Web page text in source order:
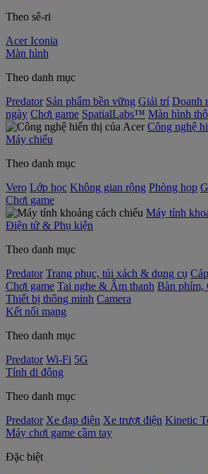
Theo sê-ri
Acer Iconia
Màn hình
Theo danh mục
Predator Sản phẩm bền vững Giải trí Doanh
ngày Chơi game SpatialLabs™ Màn hình
Công nghệ
Máy chiếu
Theo danh mục
Vero Lớp học Không gian rộng Phòng họp
Chơi game
Máy tính
Điện tử & Phụ kiện
Theo danh mục
Predator Trang phục, túi xách & dụng cụ
Chơi game Tai nghe & Âm thanh Bàn phím,
Thiết bị thông minh Camera
Kết nối mạng
Theo danh mục
Predator Wi-Fi 5G
Tính di động
Theo danh mục
Predator Xe đạp điện Xe trượt điện Kinetic
Máy chơi game cầm tay
Đặc biệt